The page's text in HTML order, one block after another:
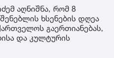
აღნიშნა, რომ 8
ხსენების დღეა
გაერთიანებას,
და კულტურის